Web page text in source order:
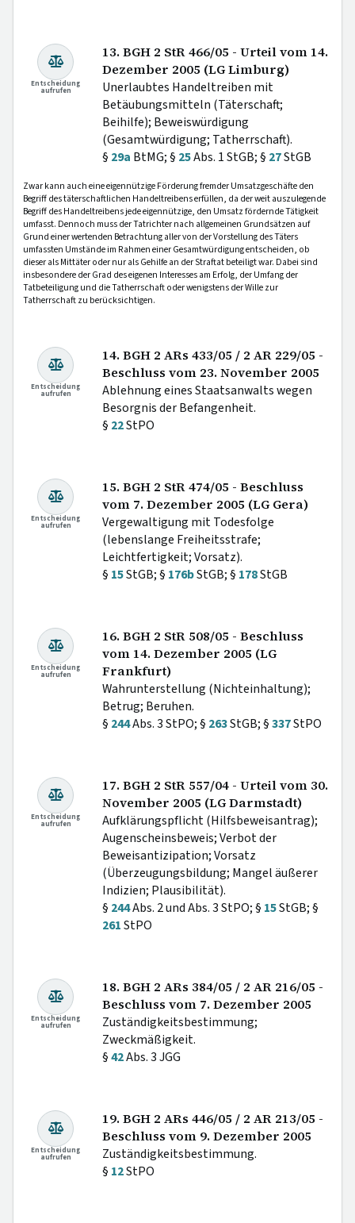
Entscheidung
aufrufen
13. BGH 2 StR 466/05 - Urteil vom 14.
Dezember 2005 (LG Limburg)
Unerlaubtes Handeltreiben mit
Betäubungsmitteln (Täterschaft;
Beihilfe); Beweiswürdigung
(Gesamtwürdigung; Tatherrschaft).
§ 29a BtMG; § 25Abs. 1 StGB; § 27StGB
Zwar kann auch eine eigennützige Förderung fremder Umsatzgeschäfte den
Begriff des täterschaftlichen Handeltreibens erfüllen, da der weit auszulegende
Begriff des Handeltreibens jede eigennützige, den Umsatz fördernde Tätigkeit
umfasst. Dennoch muss der Tatrichter nach allgemeinen Grundsätzen auf
Grund einer wertenden Betrachtung aller von der Vorstellung des Täters
umfassten Umstände im Rahmen einer Gesamtwürdigung entscheiden, ob
dieser als Mittäter oder nur als Gehilfe an der Straftat beteiligt war. Dabei sind
insbesondere der Grad des eigenen Interesses am Erfolg, der Umfang der
Tatbeteiligung und die Tatherrschaft oder wenigstens der Wille zur
Tatherrschaft zu berücksichtigen.
Entscheidung
aufrufen
14. BGH 2 ARs 433/05 / 2 AR 229/05 -
Beschluss vom 23. November 2005
Ablehnung eines Staatsanwalts wegen
Besorgnis der Befangenheit.
§ 22StPO
Entscheidung
aufrufen
15. BGH 2 StR 474/05 - Beschluss
vom 7. Dezember 2005 (LG Gera)
Vergewaltigung mit Todesfolge
(lebenslange Freiheitsstrafe;
Leichtfertigkeit; Vorsatz).
§ 15StGB; § 176bStGB; § 178StGB
Entscheidung
aufrufen
16. BGH 2 StR 508/05 - Beschluss
vom 14. Dezember 2005 (LG
Frankfurt)
Wahrunterstellung (Nichteinhaltung);
Betrug; Beruhen.
§ 244Abs. 3 StPO; § 263StGB; §337StPO
Entscheidung
aufrufen
17. BGH 2 StR 557/04 - Urteil vom 30.
November 2005 (LG Darmstadt)
Aufklärungspflicht (Hilfsbeweisantrag);
Augenscheinsbeweis; Verbot der
Beweisantizipation; Vorsatz
(Überzeugungsbildung; Mangel äußerer
Indizien; Plausibilität).
§ 244Abs. 2 und Abs. 3 StPO; § 15StGB; §
261StPO
Entscheidung
aufrufen
18. BGH 2 ARs 384/05 / 2 AR 216/05 -
Beschluss vom 7. Dezember 2005
Zuständigkeitsbestimmung;
Zweckmäßigkeit.
§42Abs. 3 JGG
Entscheidung
aufrufen
19. BGH 2 ARs 446/05 / 2 AR 213/05 -
Beschluss vom 9. Dezember 2005
Zuständigkeitsbestimmung.
§ 12StPO